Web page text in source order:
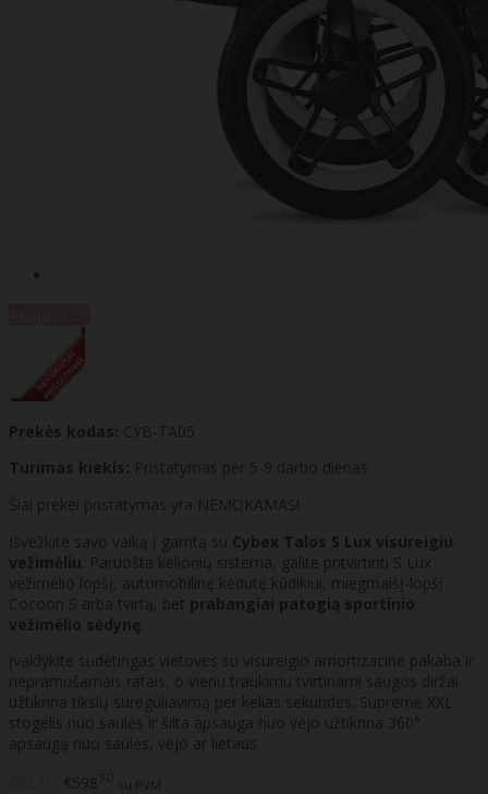
Prekės kodas: CYB-TA05
Turimas kiekis: Pristatymas per 5-9 darbo dienas
Šiai prekei pristatymas yra NEMOKAMAS!
Išvežkite savo vaiką į gamtą su Cybex Talos S Lux visureigiu
vežimėliu . Paruošta kelionių sistema, galite pritvirtinti S Lux
vežimėlio lopšį, automobilinę kėdutę kūdikiui, miegmaišį-lopšį
Cocoon S arba tvirtą, bet prabangiai patogią sportinio
vežimėlio sėdynę
Įvaldykite sudėtingas vietoves su visureigio amortizacine pakaba ir
nepramušamais ratais, o vienu traukimu tvirtinami saugos diržai
užtikrina tikslų sureguliavimą per kelias sekundes. Supreme XXL
stogelis nuo saulės ir šilta apsauga nuo vėjo užtikrina 360°
apsaugą nuo saulės, vėjo ar lietaus.
€59890 su PVM